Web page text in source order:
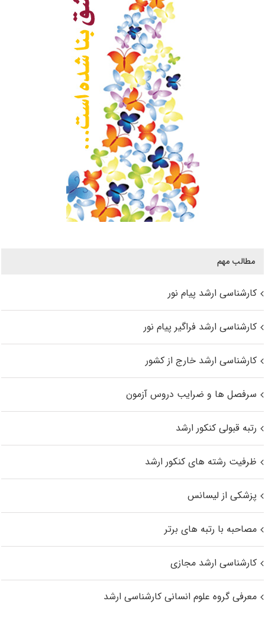
مطالب مهم
کارشناسی ارشد پیام نور
کارشناسی ارشد فراگیر پیام نور
کارشناسی ارشد خارج از کشور
سرفصل ها و ضرایب دروس آزمون
رتبه قبولی کنکور ارشد
ظرفیت رشته های کنکور ارشد
پزشکی از لیسانس
مصاحبه با رتبه های برتر
کارشناسی ارشد مجازی
معرفی گروه علوم انسانی کارشناسی ارشد